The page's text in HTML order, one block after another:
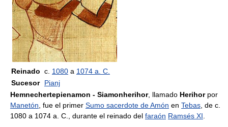
Reinado c. 1080 a 1074 a. C.
Sucesor
Pianj
Hemnechertepienamon - Siamonherihor, llamado Herihorpor
Manetón , fue el primer Sumo sacerdote de Amón en Tebas , de c.
1080 a 1074 a. C., durante el reinado del faraón Ramsés XI